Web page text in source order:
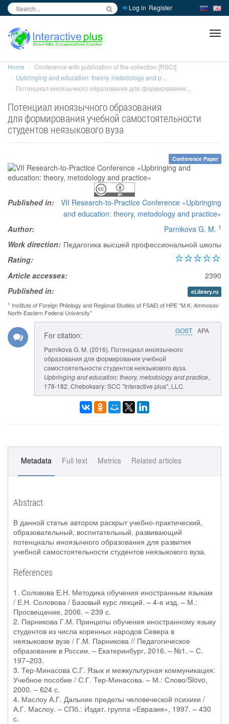
Log in Register
Home
Conference with publication of the collection [RSCI]
Upbringing and education: theory, metodology and p...
Потенциал иноязычного образования для формирования...
Потенциал иноязычного образования
для формирования учебной самостоятельности
студентов неязыкового вуза
Conference Paper
Published in:
VII Research-to-Practice Conference «Upbringing
and education: theory, metodology and practice»
Author:
Parnikova G. M. 1
Work direction: Педагогика высшей профессиональной школы
Rating:
Article accesses:
2390
Published in:
eLibrary.ru
1 Institute of Foreign Philology and Regional Studies of FSAEI of HPE "M.K. Ammosov
North-Eastern Federal University"
GOST APA
For citation:
Parnikova G. M. (2016). Потенциал иноязычного
образования для формирования учебной
самостоятельности студентов неязыкового вуза.
Upbringing and education: theory, metodology and practice,
178-182. Cheboksary: SCC "Interactive plus", LLC.
Metadata Full text Metrics Related articles
Abstract
В данной статье автором раскрыт учебно-практический,
образовательный, воспитательный, развивающий
потенциалы иноязычного образования для развития
учебной самостоятельности студентов неязыкового вуза.
References
1. Соловова Е.Н. Методика обучения иностранным языкам
/ Е.Н. Соловова / Базовый курс лекций. – 4-е изд. – М.:
Просвещение, 2006. – 239 с.
2. Парникова Г.М. Принципы обучения иностранному языку
студентов из числа коренных народов Севера в
неязыковом вузе / Г.М. Парникова // Педагогическое
образование в России. – Екатеринбург, 2016. – №1. – С.
197–203.
3. Тер-Минасова С.Г. Язык и межкультурная коммуникация:
Учебное пособие / С.Г. Тер-Минасова. – М.: Слово/Slovo,
2000. – 624 с.
4. Маслоу А.Г. Дальние пределы человеческой психики /
А.Г. Маслоу. – СПб.: Издат. группа «Евразия», 1997. – 430
с.